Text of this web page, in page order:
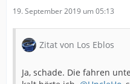
19. September 2019 um 05:13
Zitat von Los Eblos
Ja, schade. Die fahren